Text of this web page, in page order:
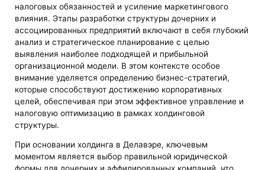
налоговых обязанностей и усиление маркетингового
влияния. Этапы разработки структуры дочерних и
ассоциированных предприятий включают в себя глубокий
анализ и стратегическое планирование с целью
выявления наиболее подходящей и прибыльной
организационной модели. В этом контексте особое
внимание уделяется определению бизнес-стратегий,
которые способствуют достижению корпоративных
целей, обеспечивая при этом эффективное управление и
налоговую оптимизацию в рамках холдинговой
структуры.
При основании холдинга в Делавэре, ключевым
моментом является выбор правильной юридической